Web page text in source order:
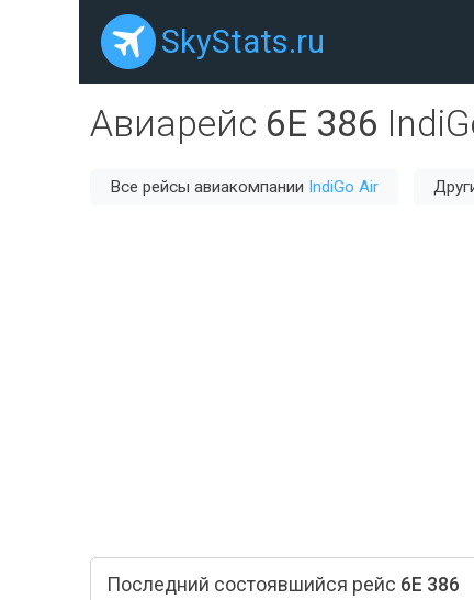
SkyStats.ru
Авиарейс 6E 386
Все рейсы авиакомпании IndiGo Air
Последний состоявшийся рейс 6E 386